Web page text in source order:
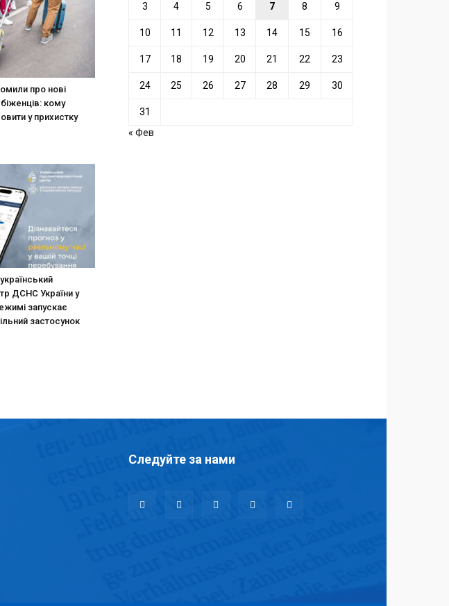
про нові
кому
у прихистку
ДСНС України у
запускає
застосунок
3 4 5 6 7 8 9
10 11 12 13 14 15 16
17 18 19 20 21 22 23
24 25 26 27 28 29 30
31
« Фев
Следуйте за нами